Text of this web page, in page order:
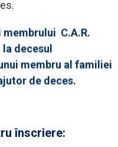
C.A.R.
decesul
membru al familiei
de deces.
înscriere: